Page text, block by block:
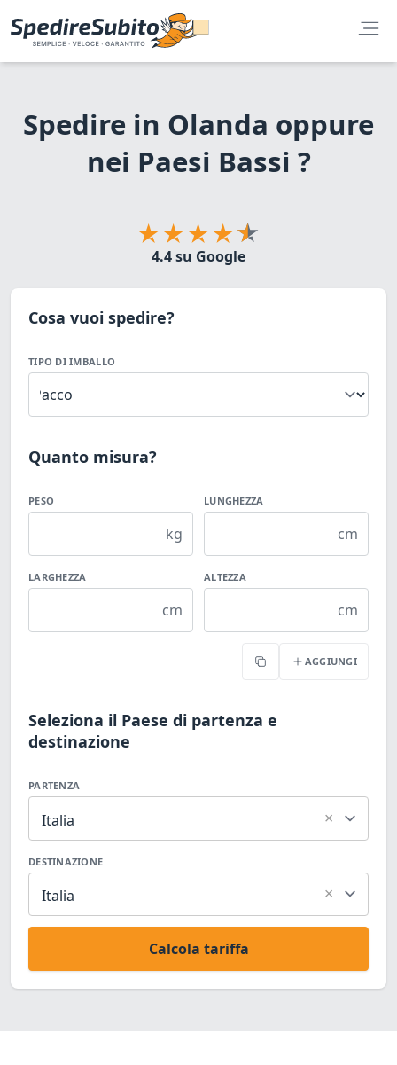
Spedire in Olanda oppure
nei Paesi Bassi ?
4.4 su Google
Cosa vuoi spedire?
TIPO DI IMBALLO
Quanto misura?
PESO
kg
LUNGHEZZA
cm
LARGHEZZA
cm
ALTEZZA
cm
Copia AGGIUNGI
Seleziona il Paese di partenza e
destinazione
PARTENZA
Italia ×
DESTINAZIONE
Italia ×
Calcola tariffa